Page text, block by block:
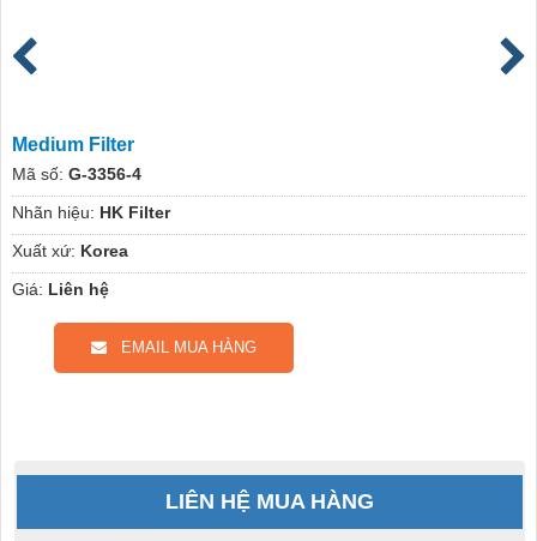
Medium Filter
Mã số: G-3356-4
Nhãn hiệu: HK Filter
Xuất xứ: Korea
Giá: Liên hệ
EMAIL MUA HÀNG
LIÊN HỆ MUA HÀNG